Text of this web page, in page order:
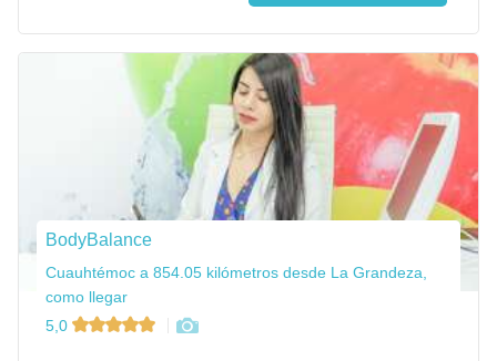
BodyBalance
Cuauhtémoc a 854.05 kilómetros desde La Grandeza,
como llegar
5,0